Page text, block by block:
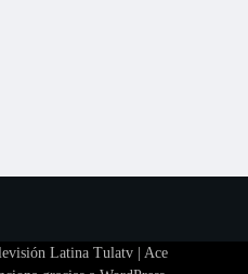
Latina Tulatv| Ace